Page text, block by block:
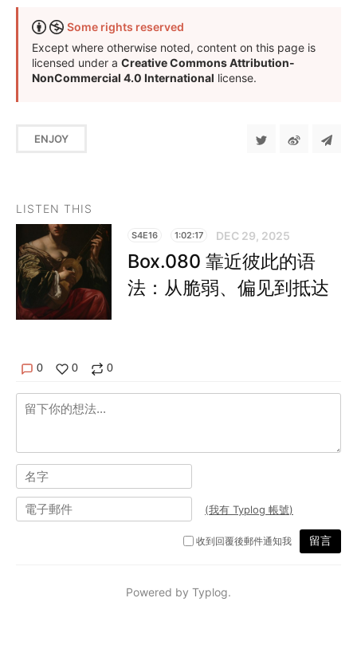
Some rights reserved
Except where otherwise noted, content on this page is
licensed under a Creative Commons Attribution-
NonCommercial 4.0 International license.
ENJOY
LISTEN THIS
S4E16 1:02:17 DEC 29, 2025
Box.080 靠近彼此的语
法：从脆弱、偏见到抵达